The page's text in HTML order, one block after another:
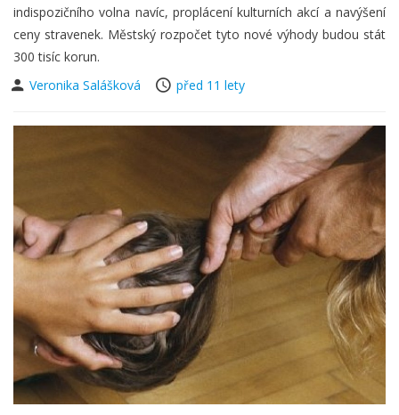
indispozičního volna navíc, proplácení kulturních akcí a navýšení
ceny stravenek. Městský rozpočet tyto nové výhody budou stát
300 tisíc korun.
Veronika Salášková
před 11 lety